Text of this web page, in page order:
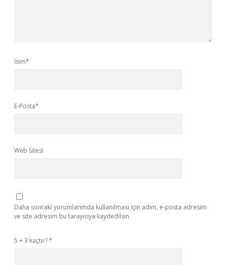
İsim*
E-Posta*
Web Sitesi
Daha sonraki yorumlarımda kullanılması için adım, e-posta adresim
ve site adresim bu tarayıcıya kaydedilsin.
5 + 3 kaçtır?*